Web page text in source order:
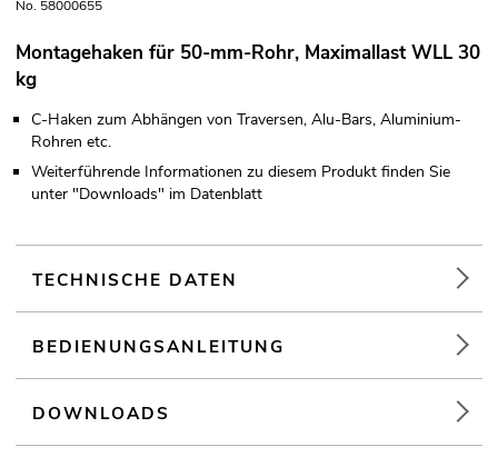
No. 58000655
Montagehaken für 50-mm-Rohr, Maximallast WLL 30
kg
C-Haken zum Abhängen von Traversen, Alu-Bars, Aluminium-
Rohren etc.
Weiterführende Informationen zu diesem Produkt finden Sie
unter "Downloads" im Datenblatt
TECHNISCHE DATEN
BEDIENUNGSANLEITUNG
DOWNLOADS